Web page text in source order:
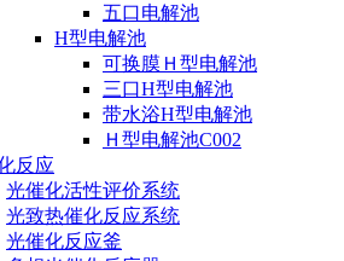
五口电解池
H型电解池
可换膜Ｈ型电解池
三口H型电解池
带水浴H型电解池
Ｈ型电解池C002
反应
光催化活性评价系统
光致热催化反应系统
光催化反应釜